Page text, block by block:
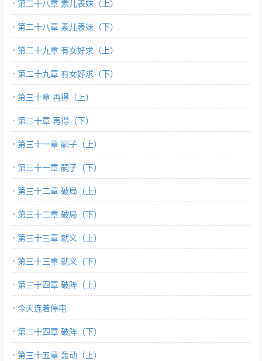
第二十八章 素儿表妹（上）
第二十八章 素儿表妹（下）
第二十九章 有女好求（上）
第二十九章 有女好求（下）
第三十章 再得（上）
第三十章 再得（下）
第三十一章 嗣子（上）
第三十一章 嗣子（下）
第三十二章 破局（上）
第三十二章 破局（下）
第三十三章 就义（上）
第三十三章 就义（下）
第三十四章 破阵（上）
今天连着停电
第三十四章 破阵（下）
第三十五章 轰动（上）